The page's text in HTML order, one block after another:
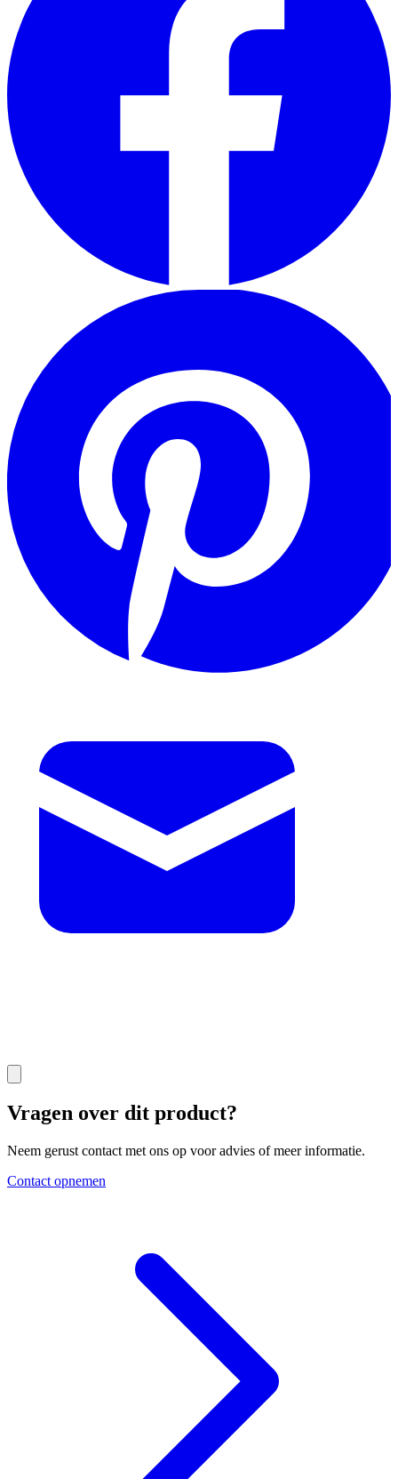
Vragen over dit product?
Neem gerust contact met ons op voor advies of meer informatie.
Contact opnemen